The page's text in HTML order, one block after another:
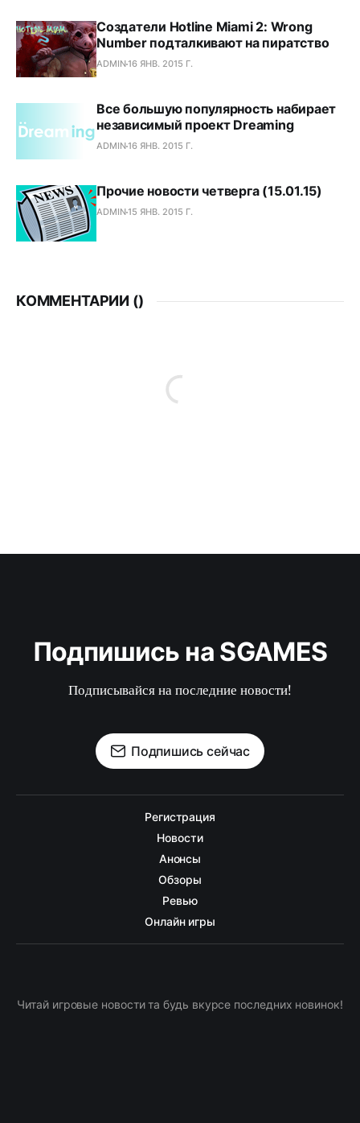
Создатели Hotline Miami 2: Wrong
Number подталкивают на пиратство
ADMIN16 ЯНВ. 2015 Г.
Все большую популярность набирает
независимый проект Dreaming
ADMIN16 ЯНВ. 2015 Г.
Прочие новости четверга (15.01.15)
ADMIN15 ЯНВ. 2015 Г.
КОММЕНТАРИИ ()
Подпишись на SGAMES
Подписывайся на последние новости!
Подпишись сейчас
Регистрация
Новости
Анонсы
Обзоры
Ревью
Онлайн игры
Читай игровые новости та будь вкурсе последних новинок!